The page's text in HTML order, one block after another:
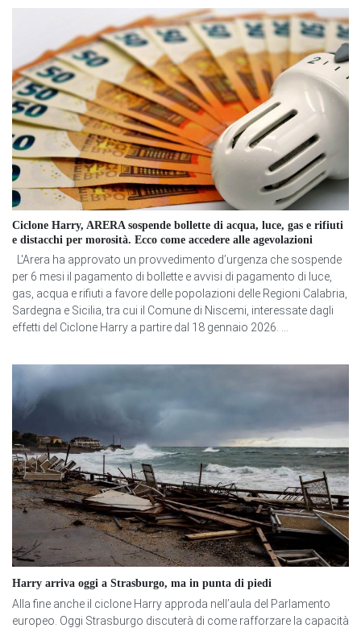
Ciclone Harry, ARERA sospende bollette di acqua, luce, gas e rifiuti
e distacchi per morosità. Ecco come accedere alle agevolazioni
L'Arera ha approvato un provvedimento d’urgenza che sospende
per 6 mesi il pagamento di bollette e avvisi di pagamento di luce,
gas, acqua e rifiuti a favore delle popolazioni delle Regioni Calabria,
Sardegna e Sicilia, tra cui il Comune di Niscemi, interessate dagli
effetti del Ciclone Harry a partire dal 18 gennaio 2026. ...
Harry arriva oggi a Strasburgo, ma in punta di piedi
Alla fine anche il ciclone Harry approda nell’aula del Parlamento
europeo. Oggi Strasburgo discuterà di come rafforzare la capacità